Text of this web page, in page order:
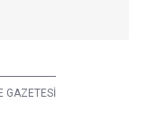
GAZETESİ